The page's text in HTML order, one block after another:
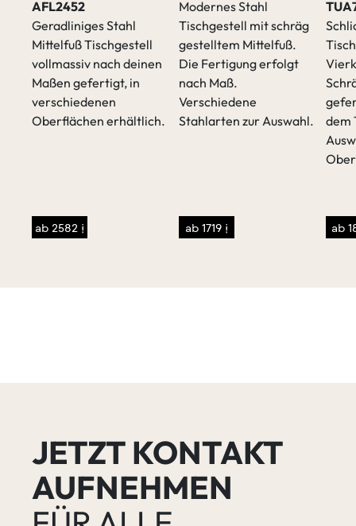
AFL2452
Geradliniges Stahl
Mittelfuß Tischgestell
vollmassiv nach deinen
Maßen gefertigt, in
verschiedenen
Oberflächen erhältlich.
ab 2582 €
Modernes Stahl
Tischgestell mit schräg
gestelltem Mittelfuß.
Die Fertigung erfolgt
nach Maß.
Verschiedene
Stahlarten zur Auswahl.
ab 1719 €
dem
ab
JETZT KONTAKT
AUFNEHMEN